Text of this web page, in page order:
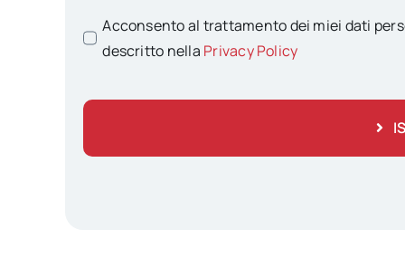
Acconsento al trattamento dei miei dati
descritto nella Privacy Policy